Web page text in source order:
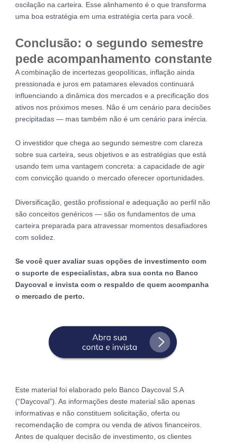
oscilação na carteira. Esse alinhamento é o que transforma
uma boa estratégia em uma estratégia certa para você.
Conclusão: o segundo semestre
pede acompanhamento constante
A combinação de incertezas geopolíticas, inflação ainda
pressionada e juros em patamares elevados continuará
influenciando a dinâmica dos mercados e a precificação dos
ativos nos próximos meses. Não é um cenário para decisões
precipitadas — mas também não é um cenário para inércia.
O investidor que chega ao segundo semestre com clareza
sobre sua carteira, seus objetivos e as estratégias que está
usando tem uma vantagem concreta: a capacidade de agir
com convicção quando o mercado oferecer oportunidades.
Diversificação, gestão profissional e adequação ao perfil não
são conceitos genéricos — são os fundamentos de uma
carteira preparada para atravessar momentos desafiadores
com solidez.
Se você quer avaliar suas opções de investimento com
o suporte de especialistas, abra sua conta no Banco
Daycoval e invista com o respaldo de quem acompanha
o mercado de perto.
Este material foi elaborado pelo Banco Daycoval S.A
(“Daycoval”). As informações deste material são apenas
informativas e não constituem solicitação, oferta ou
recomendação de compra ou venda de ativos financeiros.
Antes de qualquer decisão de investimento, os clientes